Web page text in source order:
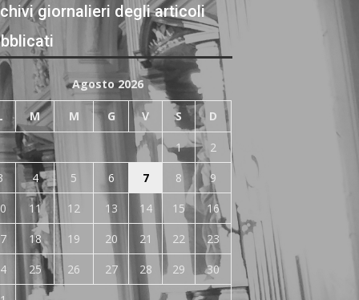
giornalieri degli articoli
Agosto 2026
M M G V S D
1
2
4 5 6 7 8
9
11 12 13 14 15
16
18 19 20 21 22
23
25 26 27 28 29
30